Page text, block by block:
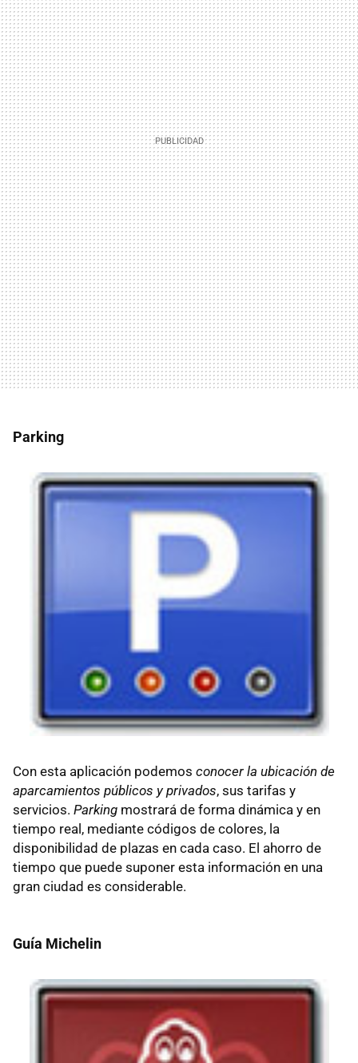
Parking
Con esta aplicación podemos conocer la ubicación de
aparcamientos públicos y privados, sus tarifas y
servicios. Parking mostrará de forma dinámica y en
tiempo real, mediante códigos de colores, la
disponibilidad de plazas en cada caso. El ahorro de
tiempo que puede suponer esta información en una
gran ciudad es considerable.
Guía Michelin